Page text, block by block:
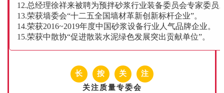
12.总经理徐祥来被聘为预拌砂浆行业装备委员会专家委员
13.荣获墙委会“十二五全国墙材革新创新标杆企业”。
14.荣获2016~2019年度中国砂浆设备行业人气品牌企业。
15.荣获中散协“促进散装水泥绿色发展突出贡献单位”。
长 按 关
注
关注质量专委会